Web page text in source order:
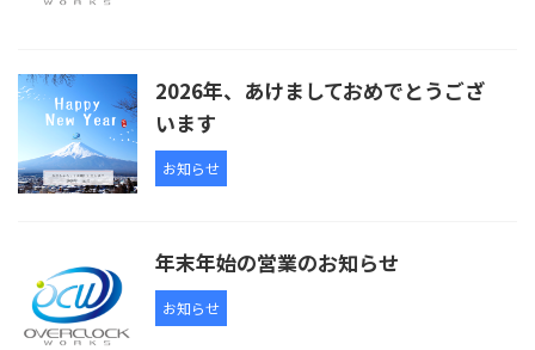
2026年、あけましておめでとうござ
います
お知らせ
年末年始の営業のお知らせ
お知らせ